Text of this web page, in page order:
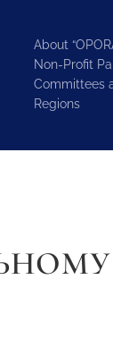
About
Non-Profit
Committees
Regions